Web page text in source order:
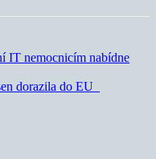
IT nemocnicím nabídne
dorazila do EU